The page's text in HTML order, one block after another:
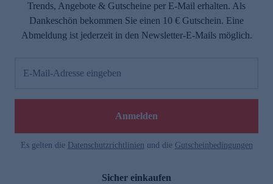
Trends, Angebote & Gutscheine per E-Mail erhalten. Als
Dankeschön bekommen Sie einen 10 € Gutschein. Eine
Abmeldung ist jederzeit in den Newsletter-E-Mails möglich.
E-Mail-Adresse eingeben
Anmelden
Es gelten die Datenschutzrichtlinien und die Gutscheinbedingungen
Sicher einkaufen